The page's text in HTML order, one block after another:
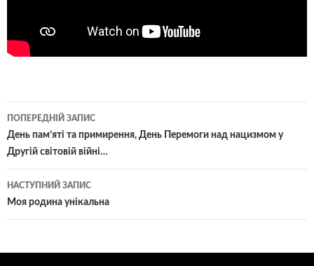
Навігація
по
записам
ПОПЕРЕДНІЙ ЗАПИС
День пам’яті та примирення, День Перемоги над нацизмом у
Другій світовій війні…
НАСТУПНИЙ ЗАПИС
Моя родина унікальна